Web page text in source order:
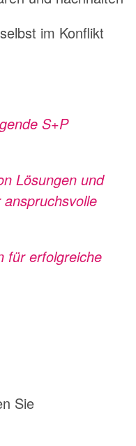
im Konflikt
S+P
Lösungen und
für erfolgreiche
Sie